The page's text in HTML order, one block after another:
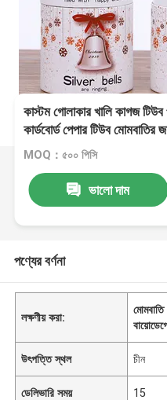
কাস্টম গোলাকার খালি কাগজ
কার্ডবোর্ড পেপার টিউব মোমবাতির
MOQ：৫০০ পিসি
ভালো দাম
পণ্যের বর্ণনা
লক্ষণীয় করা:
উৎপত্তি স্থল চীন
ডেলিভারি সময় 15